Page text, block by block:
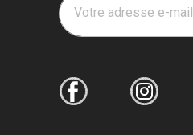
Votre adresse e-mail